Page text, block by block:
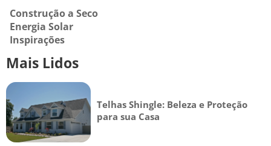
Construção a Seco
Energia Solar
Inspirações
Mais Lidos
Telhas Shingle: Beleza e Proteção
para sua Casa